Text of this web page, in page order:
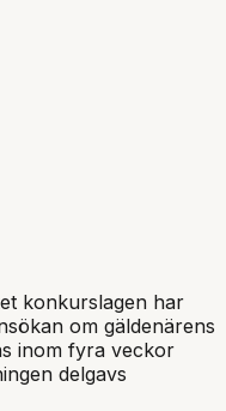
konkurslagen har
om gäldenärens
inom fyra veckor
delgavs